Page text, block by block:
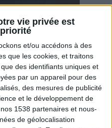
vie privée est
et/ou accédons à des
que les cookies, et traitons
des identifiants uniques et
par un appareil pour des
des mesures de publicité
et le développement de
1538 partenaires et nous-
de géolocalisation
Que valent vraiment
?
Voir tout